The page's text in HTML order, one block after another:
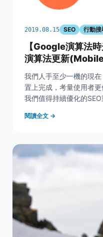
2019.08.15 SEO 行動搜
【Google演算法
演算法更新
我們人手至少一機的現
置上完成，考量使用者
我們值得持續優化的
提供更合適的網站。
閱讀全文 →